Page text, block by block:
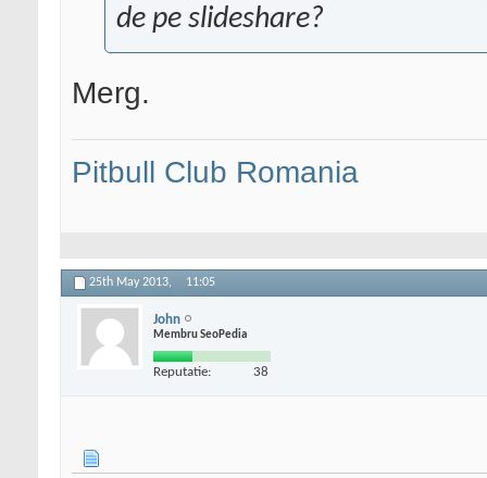
de pe slideshare?
Merg.
Pitbull Club Romania
25th May 2013, 11:05
John
Membru SeoPedia
Reputatie: 38